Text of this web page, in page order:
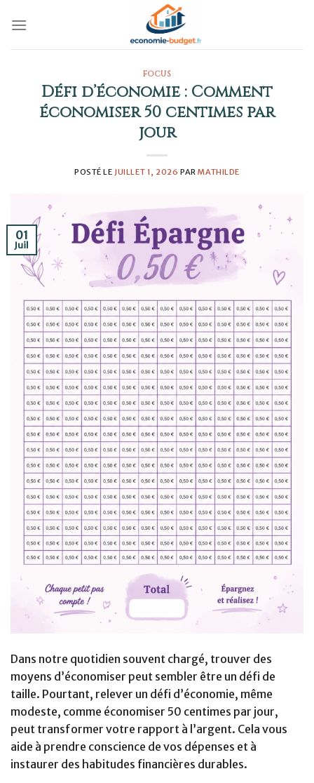
FOCUS
Défi d’économie : Comment
économiser 50 centimes par
jour
POSTÉ LE JUILLET 1, 2026 PARMATHILDE
01
Juil
Dans notre quotidien souvent chargé, trouver des
moyens d’économiser peut sembler être un défi de
taille. Pourtant, relever un défi d’économie, même
modeste, comme économiser 50 centimes par jour,
peut transformer votre rapport à l’argent. Cela vous
aide à prendre conscience de vos dépenses et à
instaurer des habitudes financières durables.